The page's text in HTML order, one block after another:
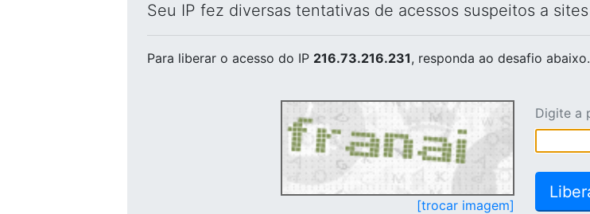
Seu IP fez diversas tentativas de acessos suspeitos a
Para liberar o acesso do IP 216.73.216.231, responda ao desafio abaixo.
[trocar imagem]
Digite a